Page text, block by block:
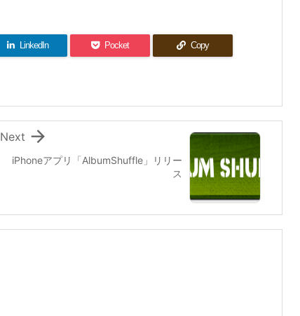
LinkedIn Pocket Copy
iPhoneアプリ「AlbumShuffle」リリー
ス

Next